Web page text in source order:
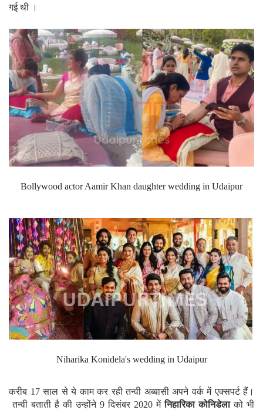
गई थी ।
Bollywood actor Aamir Khan daughter wedding in Udaipur
Niharika Konidela's wedding in Udaipur
करीब 17 साल से ये काम कर रही तन्वी अब्बासी अपने वर्क में एक्सपर्ट हैं।
तन्वी बताती है की उन्होंने 9 दिसंबर 2020 मेंनिहारिका कोनिडेलाको भी